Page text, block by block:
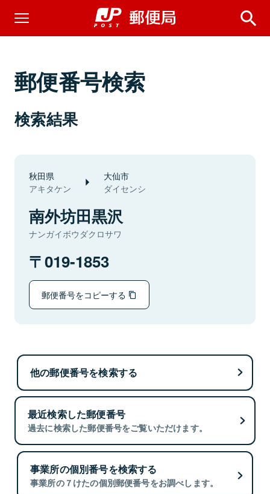
郵便番号検索
検索結果
秋田県
アキタケン
大仙市
ダイセンシ
南外坊田黒沢
ナンガイボウダクロサワ
019-1853
郵便番号をコピーする
他の郵便番号を検索する
最近検索した郵便番号
過去に検索した郵便番号をご覧いただけます。
事業所の個別番号を検索する
事業所の７けたの個別郵便番号をお調べします。